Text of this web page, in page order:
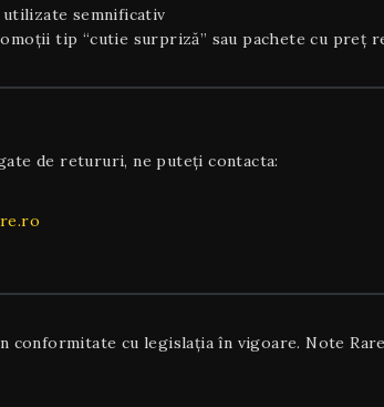
semnificativ
tip “cutie surpriză” sau pachete cu preț
de retururi, ne puteți contacta:
conformitate cu legislația în vigoare. Note